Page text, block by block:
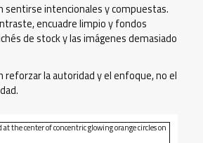
sentirse intencionales y compuestas.
encuadre limpio y fondos
de stock y las imágenes demasiado
reforzar la autoridad y el enfoque, no el